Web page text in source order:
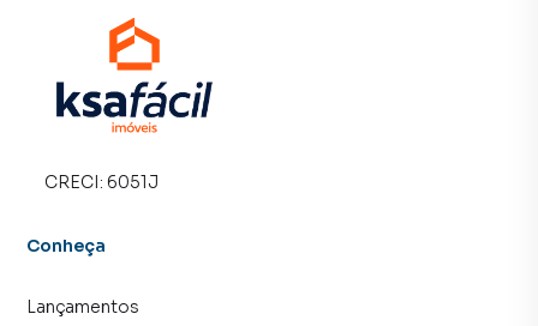
CRECI: 6051J
Conheça
Lançamentos